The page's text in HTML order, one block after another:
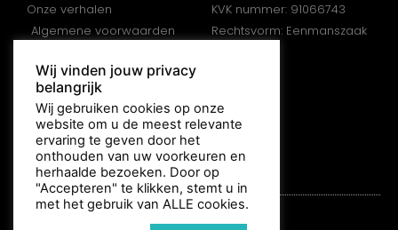
Onze verhalen
Algemene voorwaarden
Privacy verklaring
KVK nummer: 91066743
Rechtsvorm: Eenmanszaak
VOLG ONS
Wij vinden jouw privacy
belangrijk
Wij gebruiken cookies op onze
website om u de meest relevante
ervaring te geven door het
onthouden van uw voorkeuren en
herhaalde bezoeken. Door op
"Accepteren" te klikken, stemt u in
met het gebruik van ALLE cookies.